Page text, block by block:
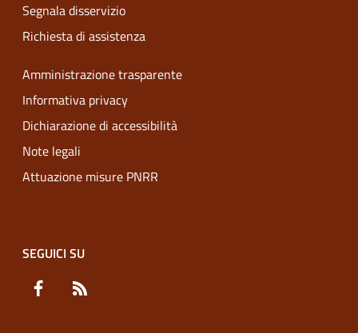
Segnala disservizio
Richiesta di assistenza
Amministrazione trasparente
Informativa privacy
Dichiarazione di accessibilità
Note legali
Attuazione misure PNRR
SEGUICI SU
Facebook